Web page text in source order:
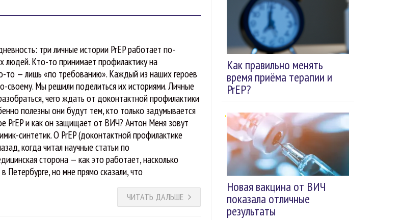
Как правильно менять
время приёма терапии и
PrEP?
Новая вакцина от ВИЧ
показала отличные
результаты
три личные истории PrEP работает по-
людей. Кто-то принимает профилактику на
то — лишь «по требованию». Каждый из наших героев
своему. Мы решили поделиться их историями. Личные
чего ждать от доконтактной профилактики
полезны они будут тем, кто только задумывается
PrEP и как он защищает от ВИЧ? Антон Меня зовут
синтетик. О PrEP (доконтактной профилактике
когда читал научные статьи по
сторона — как это работает, насколько
но мне прямо сказали, что
ЧИТАТЬ ДАЛЬШЕ